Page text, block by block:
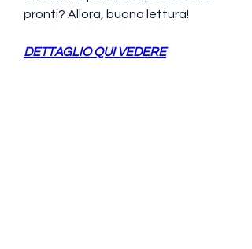
pronti? Allora, buona lettura!
DETTAGLIO QUI VEDERE